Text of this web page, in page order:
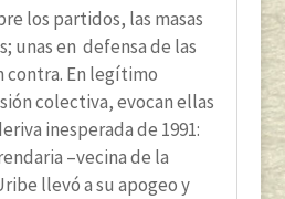
los partidos, las masas
unas en defensa de las
contra. En legítimo
colectiva, evocan ellas
inesperada de 1991:
–vecina de la
llevó a su apogeo y